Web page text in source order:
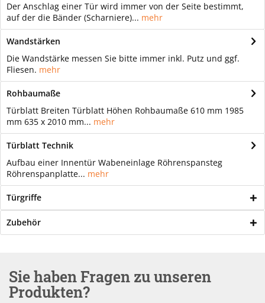
Der Anschlag einer Tür wird immer von der Seite bestimmt,
auf der die Bänder (Scharniere)... mehr
Wandstärken
Die Wandstärke messen Sie bitte immer inkl. Putz und ggf.
Fliesen. mehr
Rohbaumaße
Türblatt Breiten Türblatt Höhen Rohbaumaße 610 mm 1985
mm 635 x 2010 mm... mehr
Türblatt Technik
Aufbau einer Innentür Wabeneinlage Röhrenspansteg
Röhrenspanplatte... mehr
Türgriffe
Zubehör
Sie haben Fragen zu unseren
Produkten?